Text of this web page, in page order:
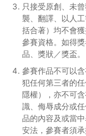
只接受原創、未
襲、翻譯、以人
括合著）均不會
參賽資格。如得
品、獎狀／獎盃。
參賽作品不可以
犯任何第三者的
隱權），亦不可
識、侮辱成分或
品的內容及或當
安法，參賽者須